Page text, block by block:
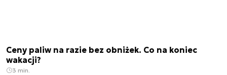
Ceny paliw na razie bez obniżek. Co na koniec
wakacji?
3 min.